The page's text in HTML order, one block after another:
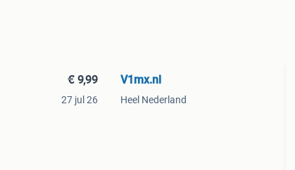
€ 9,99
27 jul 26
V1mx.nl
Heel Nederland